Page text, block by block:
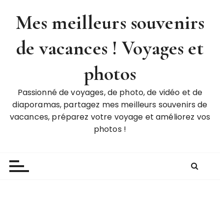
Mes meilleurs souvenirs
de vacances ! Voyages et
photos
Passionné de voyages, de photo, de vidéo et de
diaporamas, partagez mes meilleurs souvenirs de
vacances, préparez votre voyage et améliorez vos
photos !